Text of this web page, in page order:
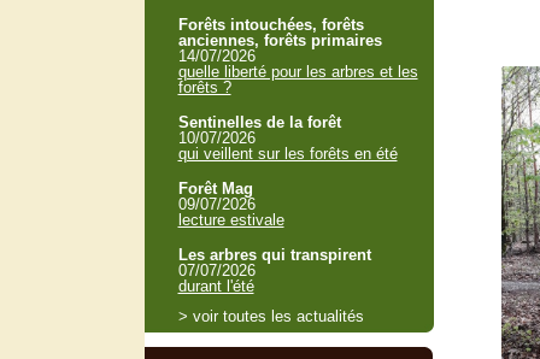
Forêts intouchées, forêts
anciennes, forêts primaires
14/07/2026
quelle liberté pour les arbres et les
forêts ?
Sentinelles de la forêt
10/07/2026
qui veillent sur les forêts en été
Forêt Mag
09/07/2026
lecture estivale
Les arbres qui transpirent
07/07/2026
durant l'été
> voir toutes les actualités